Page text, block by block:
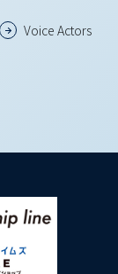
Voice Actors